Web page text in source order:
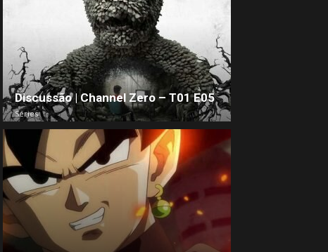
Discussão | Channel Zero – T01 E05
Séries